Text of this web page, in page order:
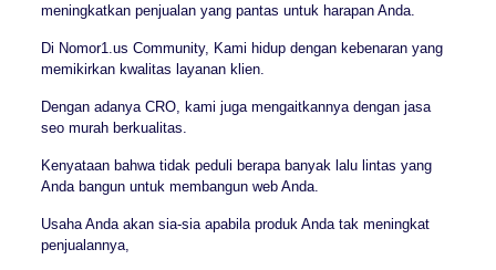
meningkatkan penjualan yang pantas untuk harapan Anda.
Di Nomor1.us Community, Kami hidup dengan kebenaran yang
memikirkan kwalitas layanan klien.
Dengan adanya CRO, kami juga mengaitkannya dengan jasa
seo murah berkualitas.
Kenyataan bahwa tidak peduli berapa banyak lalu lintas yang
Anda bangun untuk membangun web Anda.
Usaha Anda akan sia-sia apabila produk Anda tak meningkat
penjualannya,